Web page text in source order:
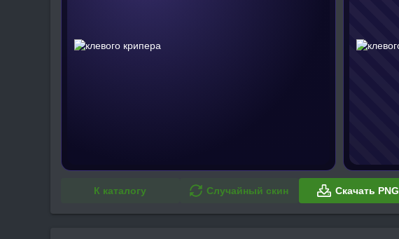
К каталогу Случайный скин Скачать PNG